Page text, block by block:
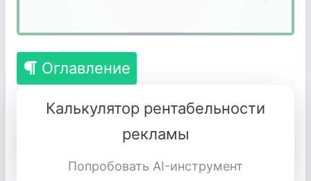
Оглавление
Калькулятор рентабельности
рекламы
Попробовать AI-инструмент